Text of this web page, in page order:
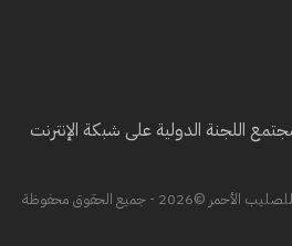
اللجنة الدولية على شبكة الإنترنت
©2026 - جميع الحقوق محفوظة